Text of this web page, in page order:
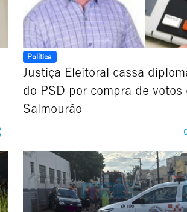
Política
Justiça Eleitoral cassa
do PSD por compra de votos
Salmourão